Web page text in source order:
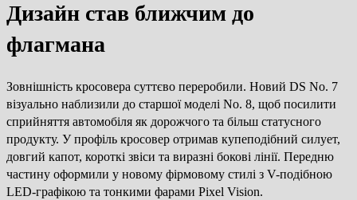
Дизайн став ближчим до
флагмана
Зовнішність кросовера суттєво переробили. Новий DS No. 7
візуально наблизили до старшої моделі No. 8, щоб посилити
сприйняття автомобіля як дорожчого та більш статусного
продукту. У профіль кросовер отримав купеподібний силует,
довгий капот, короткі звіси та виразні бокові лінії. Передню
частину оформили у новому фірмовому стилі з V-подібною
LED-графікою та тонкими фарами Pixel Vision.